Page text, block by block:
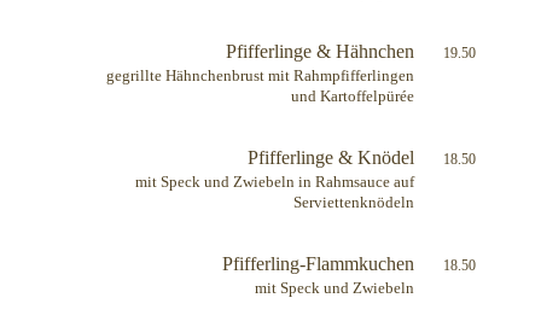
Pfifferlinge & Hähnchen
gegrillte Hähnchenbrust mit Rahmpfifferlingen
und Kartoffelpürée
19.50
Pfifferlinge & Knödel
mit Speck und Zwiebeln in Rahmsauce auf
Serviettenknödeln
18.50
Pfifferling-Flammkuchen
mit Speck und Zwiebeln
18.50